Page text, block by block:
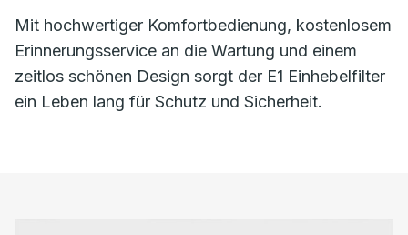
Mit hochwertiger Komfortbedienung, kostenlosem
Erinnerungsservice an die Wartung und einem
zeitlos schönen Design sorgt der E1 Einhebelfilter
ein Leben lang für Schutz und Sicherheit.